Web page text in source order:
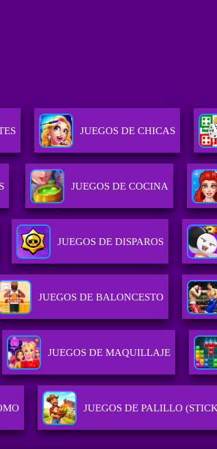
JUEGOS DE CHICAS
JUEGOS DE COCINA
JUEGOS DE DISPAROS
JUEGOS DE BALONCESTO
JUEGOS DE MAQUILLAJE
JUEGOS DE PALILLO